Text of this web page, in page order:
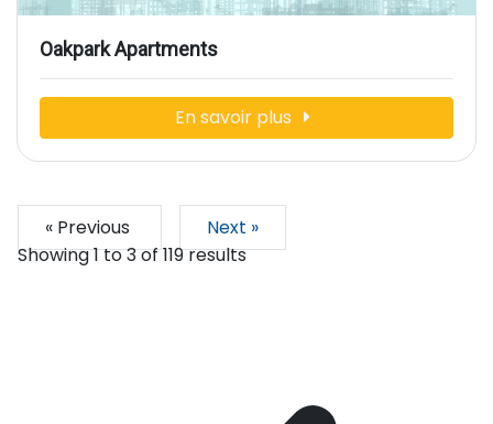
Oakpark Apartments
En savoir plus
« Previous
Next »
Showing1to3of119results